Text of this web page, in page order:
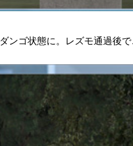
ゴ状態に。レズモ通過後で